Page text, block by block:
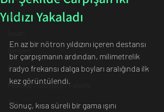
Dünya
Evren
Psikoloji / Sosyoloji / Felsefe
Tıp
Yıldızı Yakaladı
En az bir nötron yıldızını içeren destansı
bir çarpışmanın ardından, milimetrelik
radyo frekansı dalga boyları aralığında ilk
kez görüntülendi.
Sonuç, kısa süreli bir gama ışını